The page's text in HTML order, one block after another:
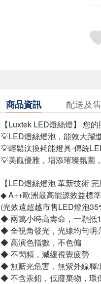
商品資訊 配送及
【Luxtek LED燈絲燈】 您的
💡LED燈絲燈泡，能效大躍
💡輕鬆汰換耗能燈具-傳統
💡美觀優雅，增添璀璨氛圍
【LED燈絲燈泡 革新技術
◆ A++歐洲最高能源效益標
(光效遠超越市售LED燈泡
◆ 兩萬小時高壽命，一顆抵
◆ 全視角發光，光線均勻明
◆ 高演色指數，不色偏
◆ 不閃頻，減緩視覺疲勞
◆ 無藍光危害，無紫外線釋
◆ 不含汞鉛，低廢棄物，環